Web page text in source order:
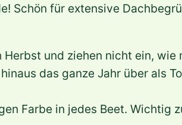
Schön für extensive
und ziehen nicht ein, wie
das ganze Jahr über als
Farbe in jedes Beet. Wichtig